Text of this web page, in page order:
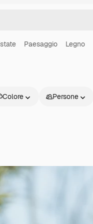
Paesaggio Legno
Colore Persone